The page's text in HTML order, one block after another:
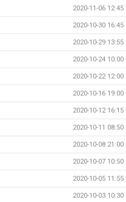
2020-11-06 12:45
2020-10-30 16:45
2020-10-29 13:55
2020-10-24 10:00
2020-10-22 12:00
2020-10-16 19:00
2020-10-12 16:15
2020-10-11 08:50
2020-10-08 21:00
2020-10-07 10:50
2020-10-05 11:55
2020-10-03 10:30